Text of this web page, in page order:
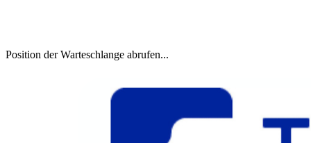
Position der Warteschlange abrufen...